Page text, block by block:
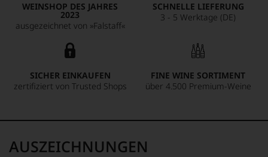
WEINSHOP DES JAHRES
2023
ausgezeichnet von »Falstaff«
SCHNELLE LIEFERUNG
3 - 5 Werktage (DE)
SICHER EINKAUFEN
zertifiziert von Trusted Shops
FINE WINE SORTIMENT
über 4.500 Premium-Weine
AUSZEICHNUNGEN